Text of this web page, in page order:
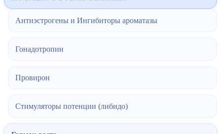
Антиэстрогены и Ингибиторы ароматазы
Гонадотропин
Провирон
Стимуляторы потенции (либидо)